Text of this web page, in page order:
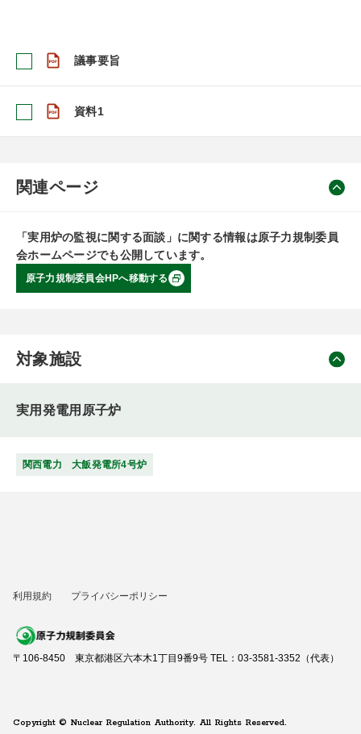
議事要旨
資料1
関連ページ
「実用炉の監視に関する面談」に関する情報は原子力規制委員
会ホームページでも公開しています。
原子力規制委員会HPへ移動する
対象施設
実用発電用原子炉
関西電力 大飯発電所4号炉
利用規約 プライバシーポリシー
〒106-8450 東京都港区六本木1丁目9番9号 TEL：03-3581-3352（代表）
Copyright © Nuclear Regulation Authority. All Rights Reserved.